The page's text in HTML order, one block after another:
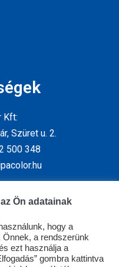
Kft:
Szüret u. 2.
500 348
Ön adatainak
hogy a
Önnek, a rendszerünk
ezt használja a
gombra kattintva